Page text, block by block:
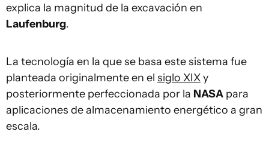
explica la magnitud de la excavación en
Laufenburg.
La tecnología en la que se basa este sistema fue
planteada originalmente en el siglo XIXy
posteriormente perfeccionada por la NASA para
aplicaciones de almacenamiento energético a gran
escala.